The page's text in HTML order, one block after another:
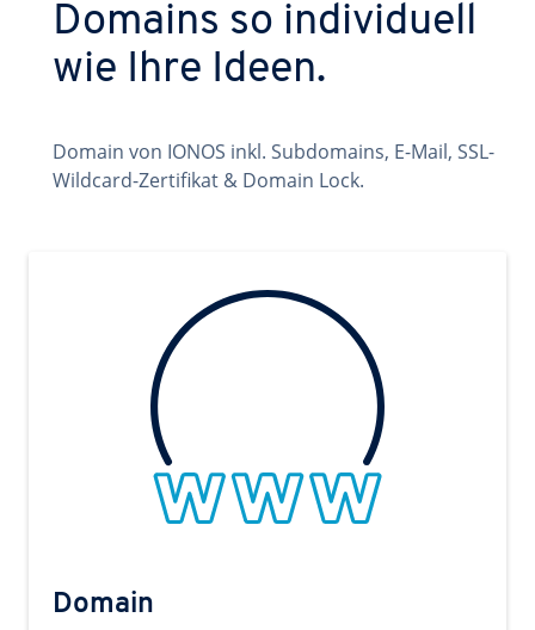
Domains so individuell
wie Ihre Ideen.
Domain von IONOS inkl. Subdomains, E-Mail, SSL-
Wildcard-Zertifikat & Domain Lock.
Domain